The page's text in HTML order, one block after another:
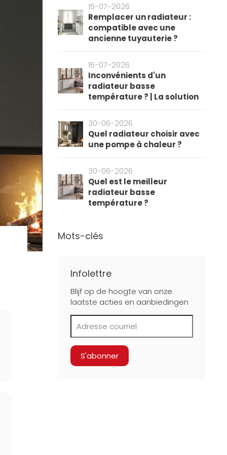
15-07-2026
Remplacer un radiateur :
compatible avec une
ancienne tuyauterie ?
15-07-2026
Inconvénients d'un
radiateur basse
température ? | La solution
30-06-2026
Quel radiateur choisir avec
une pompe à chaleur ?
30-06-2026
Quel est le meilleur
radiateur basse
température ?
Mots-clés
Infolettre
Blijf op de hoogte van onze
laatste acties en aanbiedingen
S'abonner